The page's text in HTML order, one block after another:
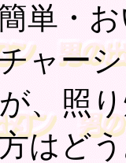
単・
ャー
、照
はど